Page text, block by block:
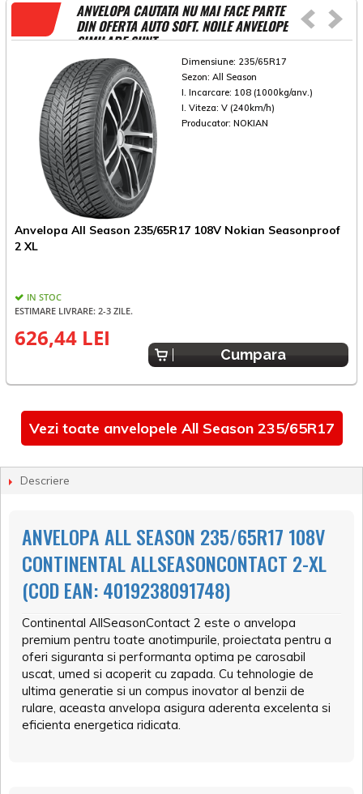
ANVELOPA CAUTATA NU MAI FACE PARTE
DIN OFERTA AUTO SOFT. NOILE ANVELOPE
SIMILARE SUNT
Dimensiune: 235/65R17
Sezon: All Season
I. Incarcare: 108 (1000kg/anv.)
I. Viteza: V (240km/h)
Producator: NOKIAN
Anvelopa All Season 235/65R17 108V Nokian Seasonproof
2 XL
IN STOC
ESTIMARE LIVRARE: 2-3 ZILE.
626,44 LEI
Cumpara
Vezi toate anvelopele All Season 235/65R17
Descriere
ANVELOPA ALL SEASON 235/65R17 108V
CONTINENTAL ALLSEASONCONTACT 2-XL
(COD EAN: 4019238091748)
Continental AllSeasonContact 2 este o anvelopa
premium pentru toate anotimpurile, proiectata pentru a
oferi siguranta si performanta optima pe carosabil
uscat, umed si acoperit cu zapada. Cu tehnologie de
ultima generatie si un compus inovator al benzii de
rulare, aceasta anvelopa asigura aderenta excelenta si
eficienta energetica ridicata.